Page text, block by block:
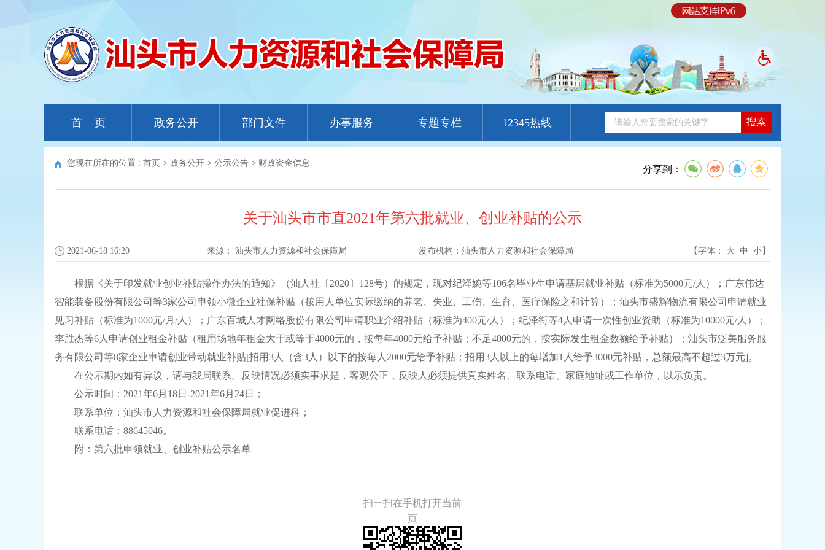
首 页 政务公开 部门文件 办事服务 专题专栏 12345热线
您现在所在的位置 : 首页 > 政务公开 > 公示公告 > 财政资金信息
分享到：
关于汕头市市直2021年第六批就业、创业补贴的公示
2021-06-18 16:20 来源： 汕头市人力资源和社会保障局 发布机构： 汕头市人力资源和社会保障局 【字体： 大 中 小】
根据《关于印发就业创业补贴操作办法的通知》（汕人社〔2020〕128号）的规定，现对纪泽婉等106名毕业生申请基层就业补贴（标准为5000元/人）；广东伟达
智能装备股份有限公司等3家公司申领小微企业社保补贴（按用人单位实际缴纳的养老、失业、工伤、生育、医疗保险之和计算）；汕头市盛辉物流有限公司申请就业
见习补贴（标准为1000元/月/人）；广东百城人才网络股份有限公司申请职业介绍补贴（标准为400元/人）；纪泽衔等4人申请一次性创业资助（标准为10000元/人）；
李胜杰等6人申请创业租金补贴（租用场地年租金大于或等于4000元的，按每年4000元给予补贴；不足4000元的，按实际发生租金数额给予补贴）；汕头市泛美船务服
务有限公司等8家企业申请创业带动就业补贴[招用3人（含3人）以下的按每人2000元给予补贴；招用3人以上的每增加1人给予3000元补贴，总额最高不超过3万元]。
在公示期内如有异议，请与我局联系。反映情况必须实事求是，客观公正，反映人必须提供真实姓名、联系电话、家庭地址或工作单位，以示负责。
公示时间：2021年6月18日-2021年6月24日；
联系单位：汕头市人力资源和社会保障局就业促进科；
联系电话：88645046。
附： 第六批申领就业、创业补贴公示名单
扫一扫在手机打开当前
页